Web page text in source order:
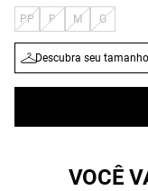
PP P M G
Descubra seu tamanho
VOCÊ